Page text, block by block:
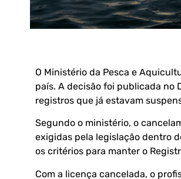
O Ministério da Pesca e
país. A decisão foi publicada no
registros que já estavam
Segundo o ministério, o
exigidas pela legislação dentro
os critérios para manter o
Com a licença cancelada, o